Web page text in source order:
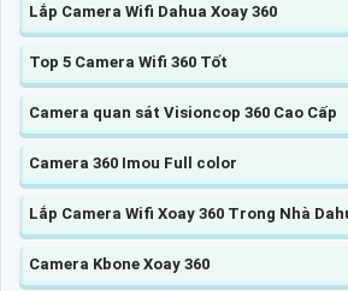
Lắp Camera Wifi Dahua Xoay 360
Top 5 Camera Wifi 360 Tốt
Camera quan sát Visioncop 360 Cao Cấp
Camera 360 Imou Full color
Lắp Camera Wifi Xoay 360 Trong Nhà
Camera Kbone Xoay 360